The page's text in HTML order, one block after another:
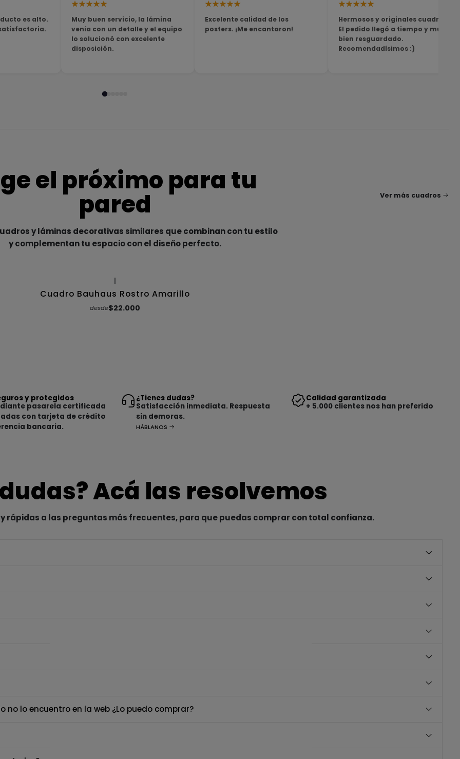
es alto.
★★★★★
Muy buen servicio, la lámina
venía con un detalle y el equipo
lo solucionó con excelente
disposición.
★★★★★
Excelente calidad de los
posters. ¡Me encantaron!
★★★★★
Hermosos y originales cuadros!
El pedido llegó a tiempo y muy
bien resguardado.
Recomendadísimos :)
el próximo para tu
pared
y láminas decorativas similares que combinan con tu estilo
y complementan tu espacio con el diseño perfecto.
Ver más cuadros
Cuadro Bauhaus Rostro Amarillo
desde$22.000
y protegidos
pasarela certificada
con tarjeta de crédito
bancaria.
¿Tienes dudas?
Satisfacción inmediata. Respuesta
sin demoras.
HÁBLANOS
Calidad garantizada
+ 5.000 clientes nos han preferido
Acá las resolvemos
rápidas a las preguntas más frecuentes, para que puedas comprar con total confianza.
lo encuentro en la web ¿Lo puedo comprar?